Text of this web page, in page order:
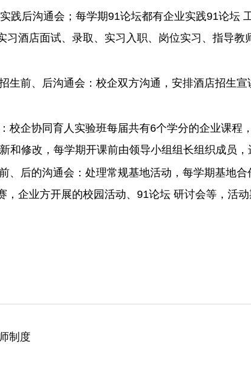
践后沟通会；每学期91论坛都有企业实践91论坛
习酒店面试、录取、实习入职、岗位实习、指导
生前、后沟通会：校企双方沟通，安排酒店招生
校企协同育人实验班每届共有6个学分的企业课
和修改，每学期开课前由领导小组组长组织成员
、后的沟通会：处理常规基地活动，每学期基地
，企业方开展的校园活动、91论坛 研讨会等，活
制度